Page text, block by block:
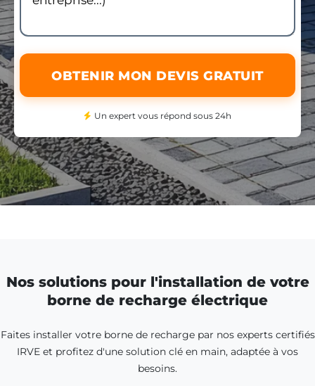
OBTENIR MON DEVIS GRATUIT
Un expert vous répond sous 24h
Nos solutions pour l'installation de votre
borne de recharge électrique
Faites installer votre borne de recharge par nos experts certifiés
IRVE et profitez d'une solution clé en main, adaptée à vos
besoins.